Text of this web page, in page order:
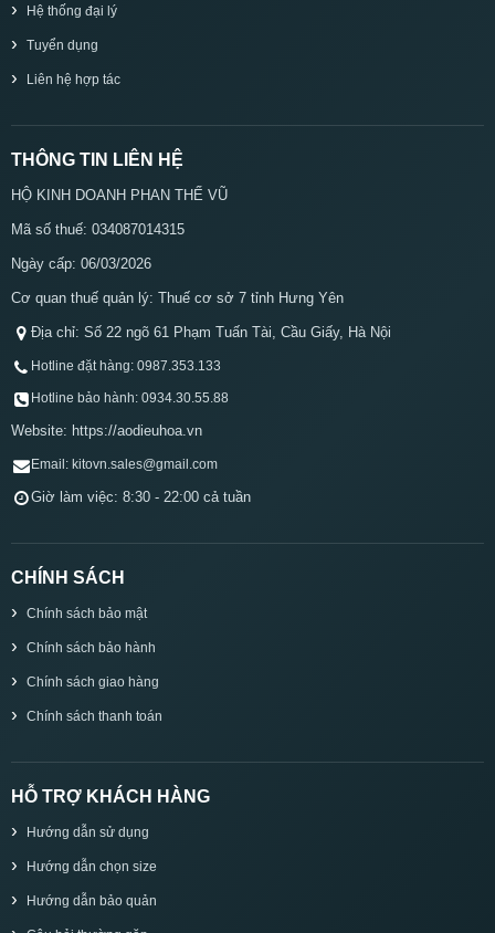
Hệ thống đại lý
Tuyển dụng
Liên hệ hợp tác
THÔNG TIN LIÊN HỆ
HỘ KINH DOANH PHAN THẾ VŨ
Mã số thuế: 034087014315
Ngày cấp: 06/03/2026
Cơ quan thuế quản lý: Thuế cơ sở 7 tỉnh Hưng Yên
Địa chỉ: Số 22 ngõ 61 Phạm Tuấn Tài, Cầu Giấy, Hà Nội
Hotline đặt hàng: 0987.353.133
Hotline bảo hành: 0934.30.55.88
Website: https://aodieuhoa.vn
Email: kitovn.sales@gmail.com
Giờ làm việc: 8:30 - 22:00 cả tuần
CHÍNH SÁCH
Chính sách bảo mật
Chính sách bảo hành
Chính sách giao hàng
Chính sách thanh toán
HỖ TRỢ KHÁCH HÀNG
Hướng dẫn sử dụng
Hướng dẫn chọn size
Hướng dẫn bảo quản